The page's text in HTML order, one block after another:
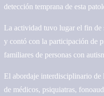
detección temprana de esta
La actividad tuvo lugar el fin de
y contó con la participación de
familiares de personas con
El abordaje interdisciplinario
de médicos, psiquiatras,